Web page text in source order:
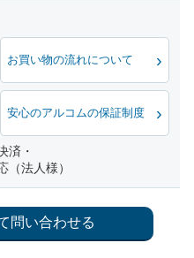
お買い物の流れについて
安心のアルコムの保証制度
済・
（法人様）